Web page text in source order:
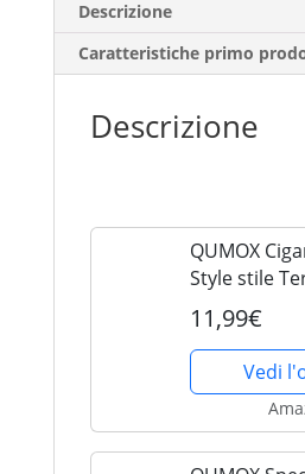
Descrizione
Caratteristiche primo
Descrizione
QUMOX
Style stile
digitale
con USB
11,99€
Vedi